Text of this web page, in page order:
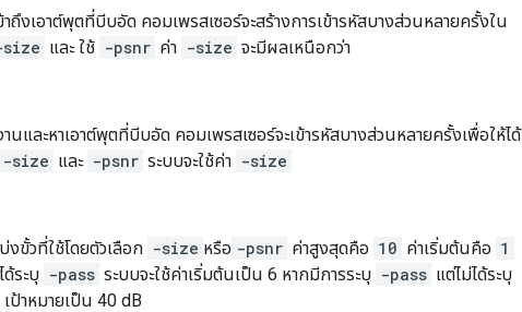
ถึงเอาต์พุตที่บีบอัด คอมเพรสเซอร์จะสร้างการเข้ารหัสบางส่วนหลายครั้งใน
และ ใช้ -psnr ค่า -size จะมีผลเหนือกว่า
นและหาเอาต์พุตที่บีบอัด คอมเพรสเซอร์จะเข้ารหัสบางส่วนหลายครั้งเพื่อให้ได้
-size และ -psnr ระบบจะใช้ค่า -size
งขั้วที่ใช้โดยตัวเลือก -size หรือ -psnr ค่าสูงสุดคือ 10 ค่าเริ่มต้นคือ 1
ด้ระบุ -pass ระบบจะใช้ค่าเริ่มต้นเป็น 6 หากมีการระบุ -pass แต่ไม่ได้ระบุ
เป้าหมายเป็น 40 dB